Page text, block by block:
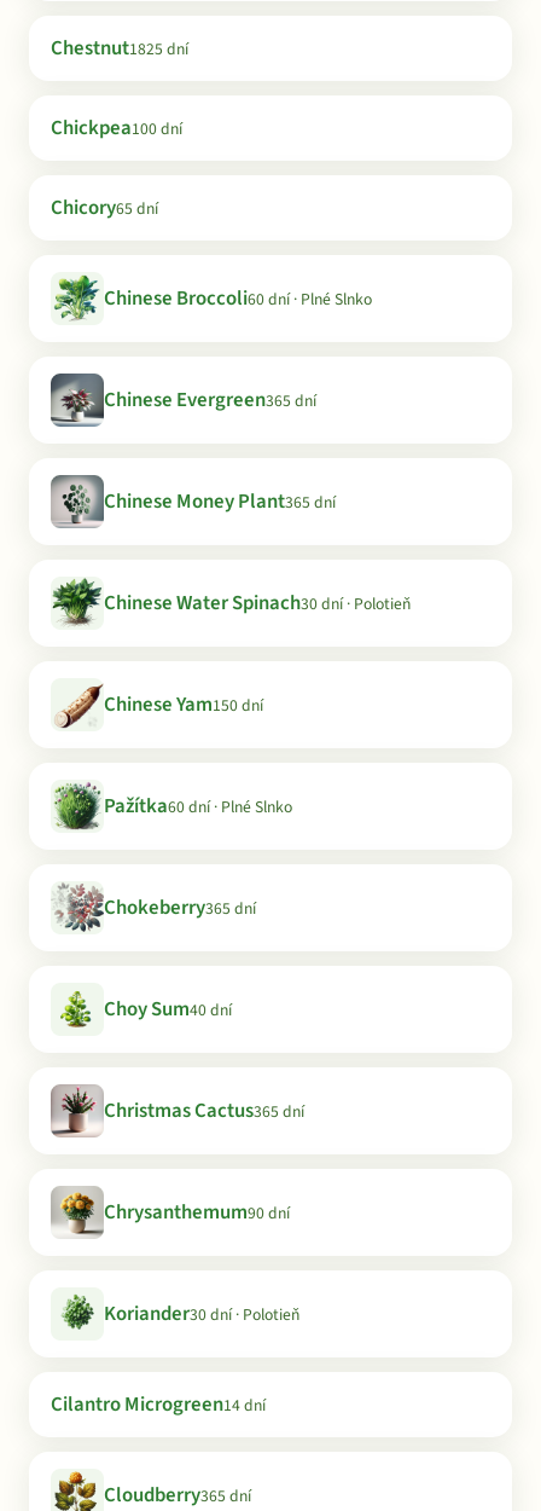
Chestnut1825 dní
Chickpea100 dní
Chicory65 dní
Chinese Broccoli60 dní · Plné Slnko
Chinese Evergreen365 dní
Chinese Money Plant365 dní
Chinese Water Spinach30 dní · Polotieň
Chinese Yam150 dní
Pažítka60 dní · Plné Slnko
Chokeberry365 dní
Choy Sum40 dní
Christmas Cactus365 dní
Chrysanthemum90 dní
Koriander30 dní · Polotieň
Cilantro Microgreen14 dní
Cloudberry365 dní